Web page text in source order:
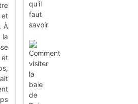
et
À
la
et